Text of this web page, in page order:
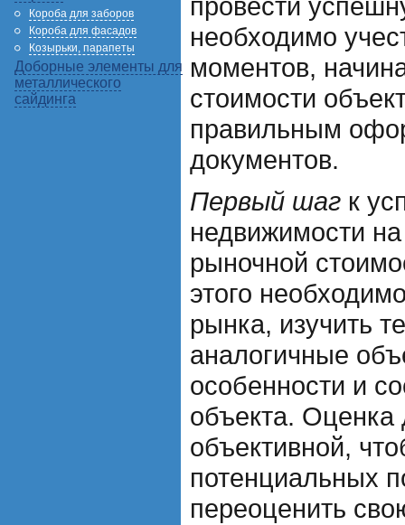
Короба для заборов
Короба для фасадов
Козырьки, парапеты
Доборные элементы для
металлического
сайдинга
необходимо
моментов,
стоимости
правильным
документов.
Первый шаг к
недвижимости
рыночной
этого
рынка, изучить
аналогичные
особенности и
объекта.
объективной,
потенциальных
переоценить